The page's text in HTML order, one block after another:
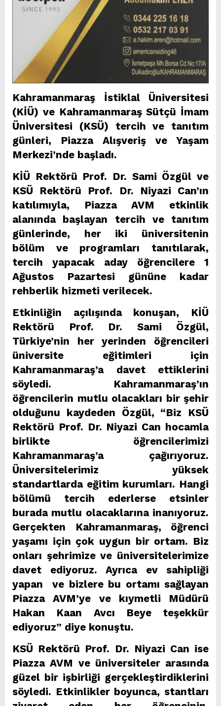
Kahramanmaraş İstiklal Üniversitesi
(KİÜ) ve Kahramanmaraş Sütçü İmam
Üniversitesi (KSÜ) tercih ve tanıtım
günleri, Piazza Alışveriş ve Yaşam
Merkezi’nde başladı.
KİÜ Rektörü Prof. Dr. Sami Özgül ve
KSÜ Rektörü Prof. Dr. Niyazi Can’ın
katılımıyla, Piazza AVM etkinlik
alanında başlayan tercih ve tanıtım
günlerinde, her iki üniversitenin
bölüm ve programları tanıtılarak,
tercih yapacak aday öğrencilere 1
Ağustos Pazartesi gününe kadar
rehberlik hizmeti verilecek.
Etkinliğin açılışında konuşan, KİÜ
Rektörü Prof. Dr. Sami Özgül,
Türkiye’nin her yerinden öğrencileri
üniversite eğitimleri için
Kahramanmaraş’a davet ettiklerini
söyledi. Kahramanmaraş’ın
öğrencilerin mutlu olacakları bir şehir
olduğunu kaydeden Özgül, “Biz KSÜ
Rektörü Prof. Dr. Niyazi Can hocamla
birlikte öğrencilerimizi
Kahramanmaraş’a çağırıyoruz.
Üniversitelerimiz yüksek
standartlarda eğitim kurumları. Hangi
bölümü tercih ederlerse etsinler
burada mutlu olacaklarına inanıyoruz.
Gerçekten Kahramanmaraş, öğrenci
yaşamı için çok uygun bir ortam. Biz
onları şehrimize ve üniversitelerimize
davet ediyoruz. Ayrıca ev sahipliği
yapan ve bizlere bu ortamı sağlayan
Piazza AVM’ye ve kıymetli Müdürü
Hakan Kaan Avcı Beye teşekkür
ediyoruz” diye konuştu.
KSÜ Rektörü Prof. Dr. Niyazi Can ise
Piazza AVM ve üniversiteler arasında
güzel bir işbirliği gerçekleştirdiklerini
söyledi. Etkinlikler boyunca, stantları